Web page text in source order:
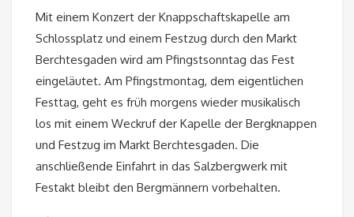
Mit einem Konzert der Knappschaftskapelle am
Schlossplatz und einem Festzug durch den Markt
Berchtesgaden wird am Pfingstsonntag das Fest
eingeläutet. Am Pfingstmontag, dem eigentlichen
Festtag, geht es früh morgens wieder musikalisch
los mit einem Weckruf der Kapelle der Bergknappen
und Festzug im Markt Berchtesgaden. Die
anschließende Einfahrt in das Salzbergwerk mit
Festakt bleibt den Bergmännern vorbehalten.